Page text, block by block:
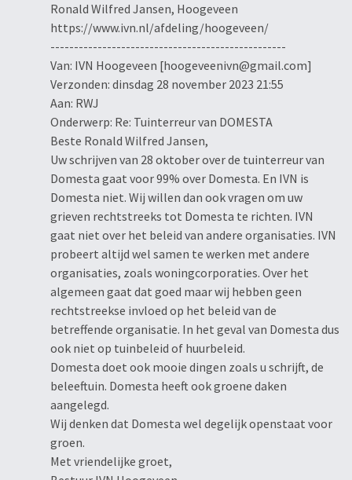
Ronald Wilfred Jansen, Hoogeveen
https://www.ivn.nl/afdeling/hoogeveen/
--------------------------------------------------
Van: IVN Hoogeveen [hoogeveenivn@gmail.com]
Verzonden: dinsdag 28 november 2023 21:55
Aan: RWJ
Onderwerp: Re: Tuinterreur van DOMESTA
Beste Ronald Wilfred Jansen,
Uw schrijven van 28 oktober over de tuinterreur van
Domesta gaat voor 99% over Domesta. En IVN is
Domesta niet. Wij willen dan ook vragen om uw
grieven rechtstreeks tot Domesta te richten. IVN
gaat niet over het beleid van andere organisaties. IVN
probeert altijd wel samen te werken met andere
organisaties, zoals woningcorporaties. Over het
algemeen gaat dat goed maar wij hebben geen
rechtstreekse invloed op het beleid van de
betreffende organisatie. In het geval van Domesta dus
ook niet op tuinbeleid of huurbeleid.
Domesta doet ook mooie dingen zoals u schrijft, de
beleeftuin. Domesta heeft ook groene daken
aangelegd.
Wij denken dat Domesta wel degelijk openstaat voor
groen.
Met vriendelijke groet,